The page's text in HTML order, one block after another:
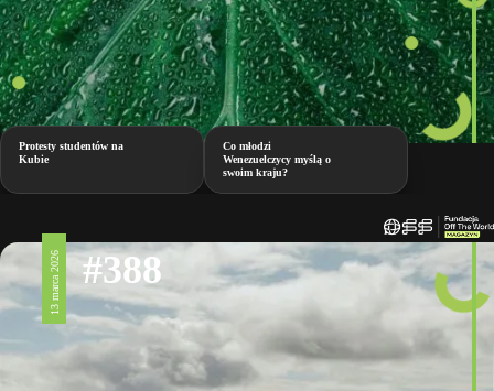
Protesty studentów na
Kubie
Co młodzi
Wenezuelczycy myślą o
swoim kraju?
13 marca 2026 #388